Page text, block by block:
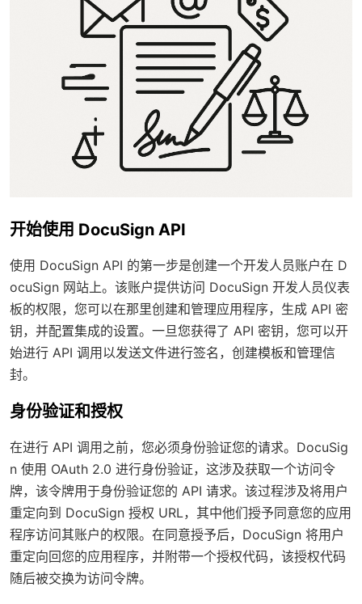
开始使用 DocuSign API
使用 DocuSign API 的第一步是创建一个开发人员账户在 D
ocuSign 网站上。该账户提供访问 DocuSign 开发人员仪表
板的权限，您可以在那里创建和管理应用程序，生成 API 密
钥，并配置集成的设置。一旦您获得了 API 密钥，您可以开
始进行 API 调用以发送文件进行签名，创建模板和管理信
封。
身份验证和授权
在进行 API 调用之前，您必须身份验证您的请求。DocuSig
n 使用 OAuth 2.0 进行身份验证，这涉及获取一个访问令
牌，该令牌用于身份验证您的 API 请求。该过程涉及将用户
重定向到 DocuSign 授权 URL，其中他们授予同意您的应用
程序访问其账户的权限。在同意授予后，DocuSign 将用户
重定向回您的应用程序，并附带一个授权代码，该授权代码
随后被交换为访问令牌。